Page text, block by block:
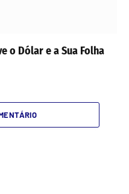
o Dólar e a Sua Folha